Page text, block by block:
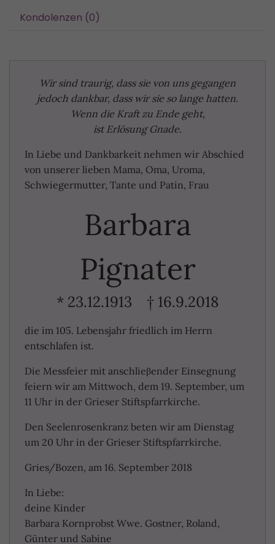
Kondolenzen (0)
Wir sind traurig, dass sie von uns gegangen
jedoch dankbar, dass wir sie so lange hatten.
Wenn die Kraft zu Ende geht,
ist Erlösung Gnade.
In Liebe und Dankbarkeit nehmen wir Abschied
von unserer lieben Mama, Oma, Uroma,
Schwiegermutter, Tante und Patin, Frau
Barbara
Pignater
* 23.12.1913 † 16.9.2018
die im 105. Lebensjahr friedlich im Herrn
entschlafen ist.
Die Messfeier mit anschlieβender Einsegnung
feiern wir am Mittwoch, dem 19. September, um
11 Uhr in der Grieser Stiftspfarrkirche.
Den Seelenrosenkranz beten wir am Dienstag
um 20 Uhr in der Grieser Stiftspfarrkirche.
Gries/Bozen, am 16. September 2018
In Liebe:
deine Kinder
Barbara Kornprobst Wwe. Gostner, Roland,
Günter und Sabine